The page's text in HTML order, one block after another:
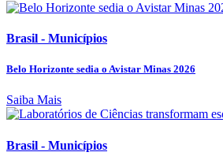
Brasil - Municípios
Belo Horizonte sedia o Avistar Minas 2026
Saiba Mais
Brasil - Municípios